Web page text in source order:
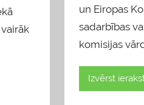
un Eiropas
sadarbības
komisijas
Izvērst